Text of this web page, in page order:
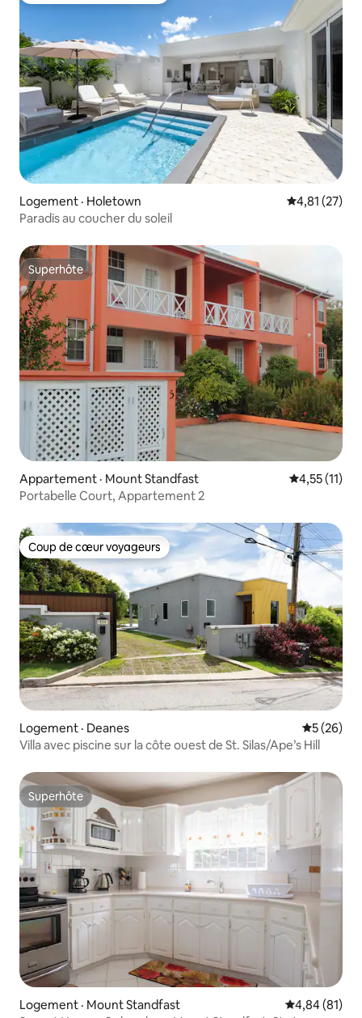
Logement · Holetown Note
4,81 (27)
Paradis au coucher du soleil
Superhôte
Superhôte
Appartement · Mount Standfast Note
4,55 (11)
Portabelle Court, Appartement 2
Coup de cœur voyageurs
Coup de cœur voyageurs
Logement · Deanes Note
5 (26)
Villa avec piscine sur la côte ouest de St. Silas/Ape’s Hill
Superhôte
Superhôte
Logement · Mount Standfast Note
4,84 (81)